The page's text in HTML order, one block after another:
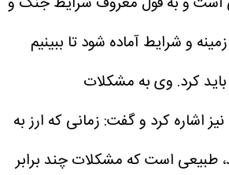
و شرایط آماده شود تا ببینیم
کرد. وی به مشکلات
اشاره کرد و گفت: زمانی که ارز به
طبیعی است که مشکلات چند برابر